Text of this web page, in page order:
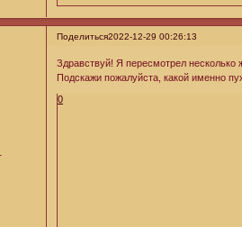
Поделиться2022-12-29 00:26:13
Здравствуй! Я пересмотрел несколько
Подскажи пожалуйста, какой именно
0